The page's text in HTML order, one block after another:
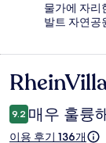
물가에 자리
발트 자연공
이
용
후
9.2 매우 훌륭
이용 후기 136개